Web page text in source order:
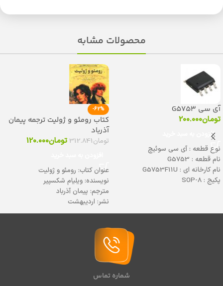
محصولات مشابه
آی سی G5753
تومان200.000
افزودن به سبد خرید
نوع قطعه : آی سی سوئیچ
نام قطعه : G5753
نام کارخانه ای : G5753F11U
پکیج : SOP-8
-62%
کتاب رومئو و ژولیت ترجمه پیمان
آذرباد
تومان312.841 تومان120.000
عنوان کتاب: رومئو و ژولیت
نویسنده: ویلیام شکسپیر
مترجم: پیمان آذرباد
نشر: اردیبهشت
قطع رقعی
موضوع: عاشقانه کلاسیک
نوع جلد شومیز
تعداد صفحات: ۲۰۰ صفحه
شماره تماس